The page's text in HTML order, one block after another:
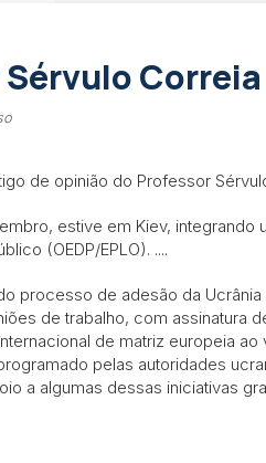
Sérvulo Correia
de opinião do Professor
estive em Kiev, integrando
(OEDP/EPLO). ....
processo de adesão da Ucrânia
de trabalho, com assinatura
de matriz europeia
pelas autoridades
a algumas dessas iniciativas